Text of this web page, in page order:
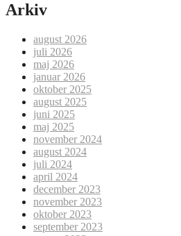
Arkiv
august 2026
juli 2026
maj 2026
januar 2026
oktober 2025
august 2025
juni 2025
maj 2025
november 2024
august 2024
juli 2024
april 2024
december 2023
november 2023
oktober 2023
september 2023